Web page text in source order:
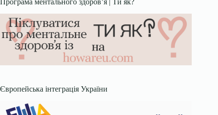
Європейська інтеграція України